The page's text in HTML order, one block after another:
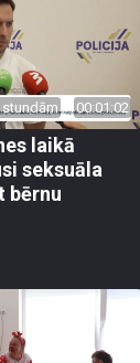
stundām 00:01:02
laikā
seksuāla
bērnu